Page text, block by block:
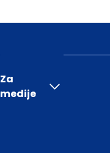
Za
medije